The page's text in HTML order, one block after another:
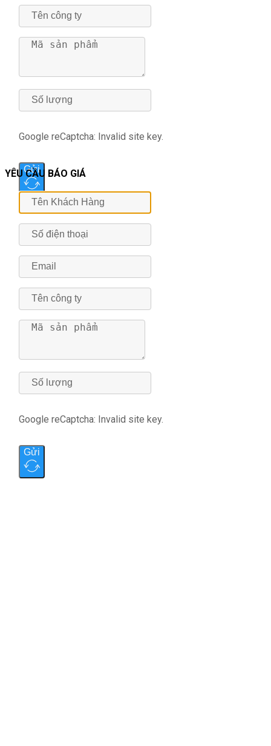
Google reCaptcha: Invalid site key.
Gửi
YÊU CẦU BÁO GIÁ
Google reCaptcha: Invalid site key.
Gửi